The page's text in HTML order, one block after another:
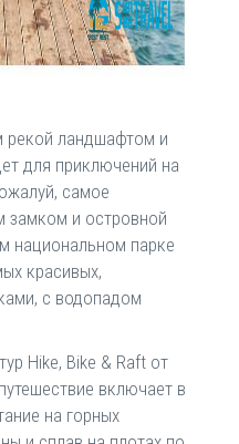
рекой ландшафтом и
для приключений на
самое
замком и островной
национальном парке
красивых,
с водопадом
Hike, Bike & Raft от
включает в
на горных